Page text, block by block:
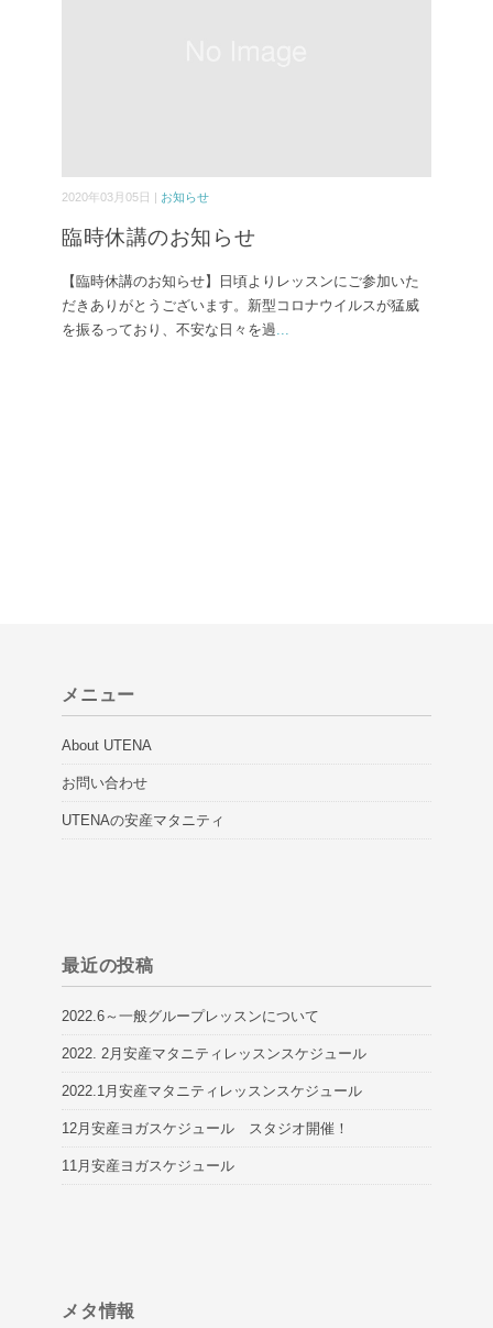
2020年03月05日 | お知らせ
臨時休講のお知らせ
【臨時休講のお知らせ】日頃よりレッスンにご参加いた
だきありがとうございます。新型コロナウイルスが猛威
を振るっており、不安な日々を過
メニュー
About UTENA
お問い合わせ
UTENAの安産マタニティ
最近の投稿
2022.6～一般グループレッスンについて
2022. 2月安産マタニティレッスンスケジュール
2022.1月安産マタニティレッスンスケジュール
12月安産ヨガスケジュール スタジオ開催！
11月安産ヨガスケジュール
メタ情報